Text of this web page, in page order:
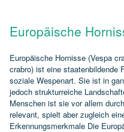
Europäische
Europäische Hornisse (Vespa
crabro) ist eine staatenbildende
soziale Wespenart. Sie ist in
jedoch strukturreiche
Menschen ist sie vor allem
relevant, spielt aber zugleich
Erkennungsmerkmale Die